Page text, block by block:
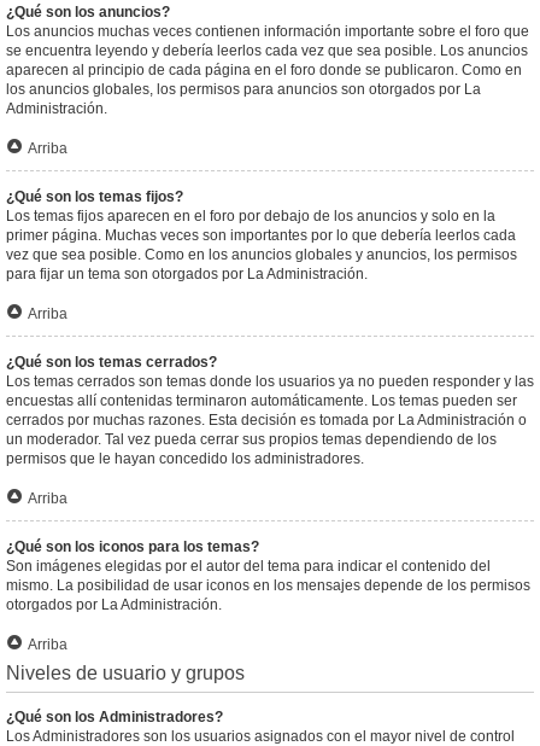
¿Qué son los anuncios?
Los anuncios muchas veces contienen información importante sobre el foro que
se encuentra leyendo y debería leerlos cada vez que sea posible. Los anuncios
aparecen al principio de cada página en el foro donde se publicaron. Como en
los anuncios globales, los permisos para anuncios son otorgados por La
Administración.
Arriba
¿Qué son los temas fijos?
Los temas fijos aparecen en el foro por debajo de los anuncios y solo en la
primer página. Muchas veces son importantes por lo que debería leerlos cada
vez que sea posible. Como en los anuncios globales y anuncios, los permisos
para fijar un tema son otorgados por La Administración.
Arriba
¿Qué son los temas cerrados?
Los temas cerrados son temas donde los usuarios ya no pueden responder y las
encuestas allí contenidas terminaron automáticamente. Los temas pueden ser
cerrados por muchas razones. Esta decisión es tomada por La Administración o
un moderador. Tal vez pueda cerrar sus propios temas dependiendo de los
permisos que le hayan concedido los administradores.
Arriba
¿Qué son los iconos para los temas?
Son imágenes elegidas por el autor del tema para indicar el contenido del
mismo. La posibilidad de usar iconos en los mensajes depende de los permisos
otorgados por La Administración.
Arriba
Niveles de usuario y grupos
¿Qué son los Administradores?
Los Administradores son los usuarios asignados con el mayor nivel de control